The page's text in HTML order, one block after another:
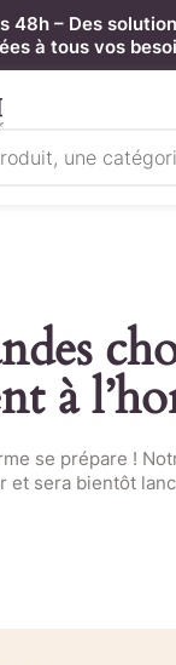
48h – Des
à tous vos
à
se prépare !
et sera bientôt
des cookies